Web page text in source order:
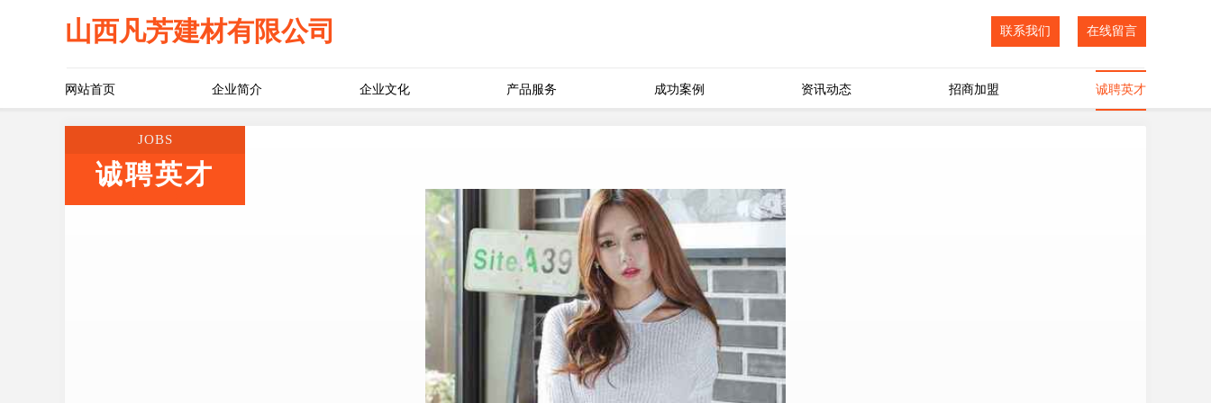
山西凡芳建材有限公司 联系我们 在线留言
网站首页 企业简介 企业文化 产品服务 成功案例 资讯动态 招商加盟 诚聘英才
JOBS
诚聘英才